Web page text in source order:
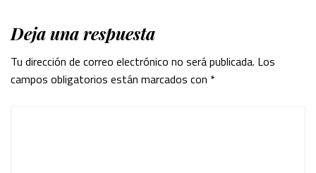
Deja una respuesta
Tu dirección de correo electrónico no será publicada. Los
campos obligatorios están marcados con *